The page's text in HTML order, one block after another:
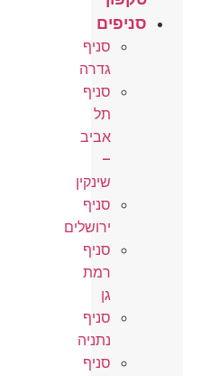
סניפים
סניף
גדרה
סניף
תל
אביב
–
שינקין
סניף
ירושלים
סניף
רמת
גן
סניף
נתניה
סניף